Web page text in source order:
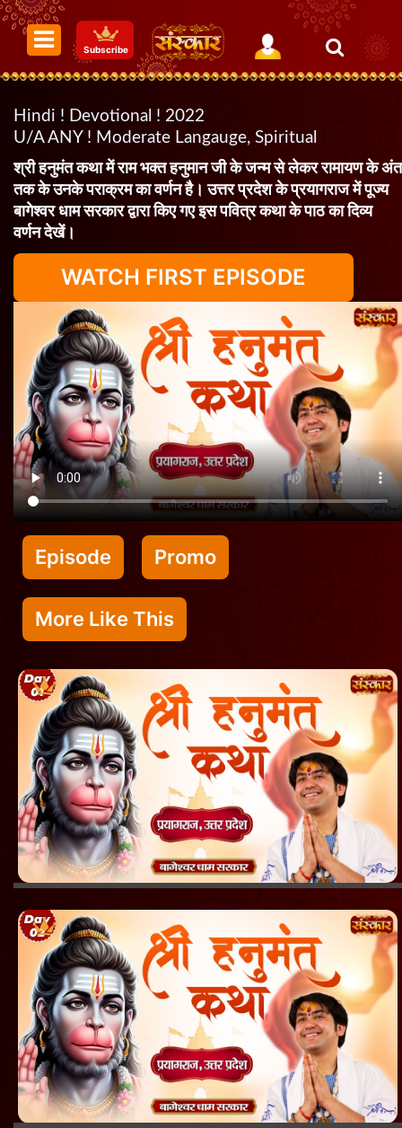
Subscribe
Hindi ! Devotional ! 2022
U/A ANY ! Moderate Langauge, Spiritual
श्री हनुमंत कथा में राम भक्त हनुमान जी के जन्म से लेकर रामायण के अंत
तक के उनके पराक्रम का वर्णन है। उत्तर प्रदेश के प्रयागराज में पूज्य
बागेश्वर धाम सरकार द्वारा किए गए इस पवित्र कथा के पाठ का दिव्य
वर्णन देखें।
WATCH FIRST EPISODE
Episode Promo
More Like This